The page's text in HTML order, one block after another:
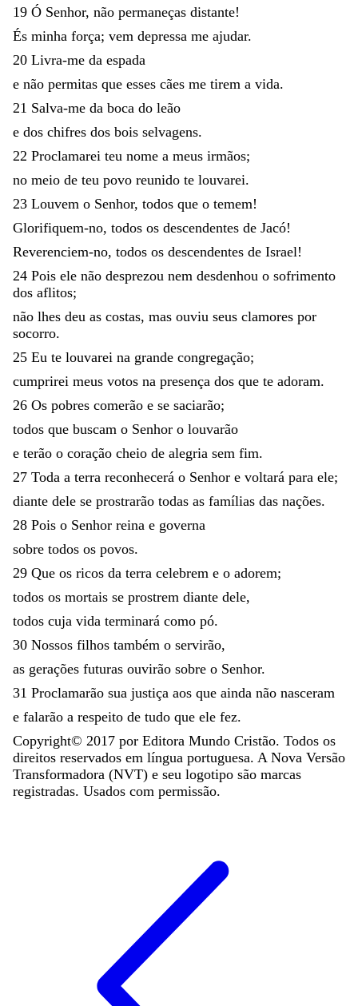
19 Ó Senhor, não permaneças distante!
És minha força; vem depressa me ajudar.
20 Livra-me da espada
e não permitas que esses cães me tirem a vida.
21 Salva-me da boca do leão
e dos chifres dos bois selvagens.
22 Proclamarei teu nome a meus irmãos;
no meio de teu povo reunido te louvarei.
23 Louvem o Senhor, todos que o temem!
Glorifiquem-no, todos os descendentes de Jacó!
Reverenciem-no, todos os descendentes de Israel!
24 Pois ele não desprezou nem desdenhou o sofrimento
dos aflitos;
não lhes deu as costas, mas ouviu seus clamores por
socorro.
25 Eu te louvarei na grande congregação;
cumprirei meus votos na presença dos que te adoram.
26 Os pobres comerão e se saciarão;
todos que buscam o Senhor o louvarão
e terão o coração cheio de alegria sem fim.
27 Toda a terra reconhecerá o Senhor e voltará para ele;
diante dele se prostrarão todas as famílias das nações.
28 Pois o Senhor reina e governa
sobre todos os povos.
29 Que os ricos da terra celebrem e o adorem;
todos os mortais se prostrem diante dele,
todos cuja vida terminará como pó.
30 Nossos filhos também o servirão,
as gerações futuras ouvirão sobre o Senhor.
31 Proclamarão sua justiça aos que ainda não nasceram
e falarão a respeito de tudo que ele fez.
Copyright© 2017 por Editora Mundo Cristão. Todos os
direitos reservados em língua portuguesa. A Nova Versão
Transformadora (NVT) e seu logotipo são marcas
registradas. Usados com permissão.